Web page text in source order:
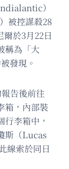
）
被控謀殺28
於3月22日
稱為「大
發現。
告後前往
箱，內部裝
李箱中，
斯（Lucas
線索於同日